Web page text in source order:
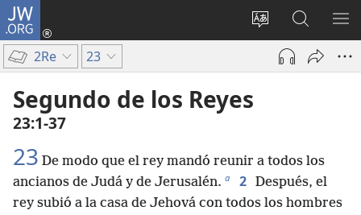
JW.ORG
Cambiar
idioma
del sitio
Iniciar
sesión
ventana)
en
jw.org
2Re 23
Segundo de los Reyes
23:1-37
23 De modo que el rey mandó reunir a todos los
ancianos de Judá y de Jerusalén. a 2 Después, el
rey subió a la casa de Jehová con todos los hombres